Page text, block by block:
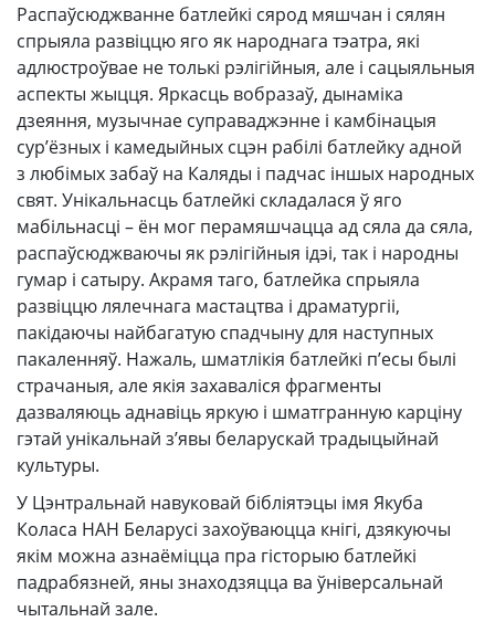
Распаўсюджванне батлейкі сярод мяшчан і сялян
спрыяла развіццю яго як народнага тэатра, які
адлюстроўвае не толькі рэлігійныя, але і сацыяльныя
аспекты жыцця. Яркасць вобразаў, дынаміка
дзеяння, музычнае суправаджэнне і камбінацыя
сур’ёзных і камедыйных сцэн рабілі батлейку адной
з любімых забаў на Каляды і падчас іншых народных
свят. Унікальнасць батлейкі складалася ў яго
мабільнасці – ён мог перамяшчацца ад сяла да сяла,
распаўсюджваючы як рэлігійныя ідэі, так і народны
гумар і сатыру. Акрамя таго, батлейка спрыяла
развіццю лялечнага мастацтва і драматургіі,
пакідаючы найбагатую спадчыну для наступных
пакаленняў. Нажаль, шматлікія батлейкі п’есы былі
страчаныя, але якія захаваліся фрагменты
дазваляюць аднавіць яркую і шматгранную карціну
гэтай унікальнай з’явы беларускай традыцыйнай
культуры.
У Цэнтральнай навуковай бібліятэцы імя Якуба
Коласа НАН Беларусі захоўваюцца кнігі, дзякуючы
якім можна азнаёміцца пра гісторыю батлейкі
падрабязней, яны знаходзяцца ва ўніверсальнай
чытальнай зале.